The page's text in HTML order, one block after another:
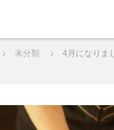
未分類
4月になりま